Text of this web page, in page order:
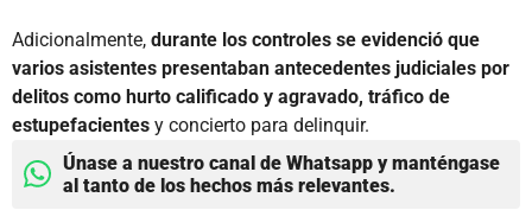
Adicionalmente, durante los controles se evidenció que
varios asistentes presentaban antecedentes judiciales por
delitos como hurto calificado y agravado, tráfico de
estupefacientes y concierto para delinquir.
Únase a nuestro canal de Whatsapp y manténgase
al tanto de los hechos más relevantes.